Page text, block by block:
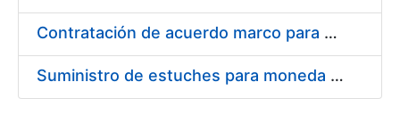
Contratación de acuerdo marco para el Suministro de Material de Electricidad para la Fábrica Nacional de Moneda y Timbre-Real Casa de la Moneda en su centro de trabajo de Burgos
Suministro de estuches para moneda de 30 €